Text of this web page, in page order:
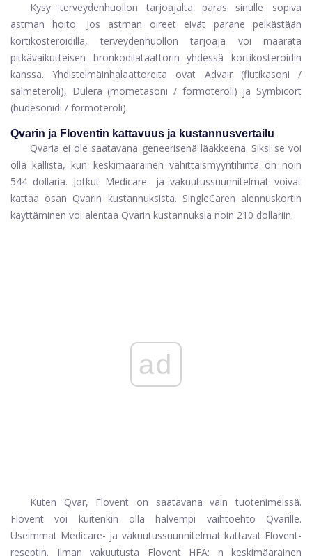
Kysy terveydenhuollon tarjoajalta paras sinulle sopiva
astman hoito. Jos astman oireet eivät parane pelkästään
kortikosteroidilla, terveydenhuollon tarjoaja voi määrätä
pitkävaikutteisen bronkodilataattorin yhdessä kortikosteroidin
kanssa. Yhdistelmäinhalaattoreita ovat Advair (flutikasoni /
salmeteroli), Dulera (mometasoni / formoteroli) ja Symbicort
(budesonidi / formoteroli).
Qvarin ja Floventin kattavuus ja kustannusvertailu
Qvaria ei ole saatavana geneerisenä lääkkeenä. Siksi se voi
olla kallista, kun keskimääräinen vähittäismyyntihinta on noin
544 dollaria. Jotkut Medicare- ja vakuutussuunnitelmat voivat
kattaa osan Qvarin kustannuksista. SingleCaren alennuskortin
käyttäminen voi alentaa Qvarin kustannuksia noin 210 dollariin.
ad
Kuten Qvar, Flovent on saatavana vain tuotenimeissä.
Flovent voi kuitenkin olla halvempi vaihtoehto Qvarille.
Useimmat Medicare- ja vakuutussuunnitelmat kattavat Flovent-
reseptin. Ilman vakuutusta Flovent HFA: n keskimääräinen